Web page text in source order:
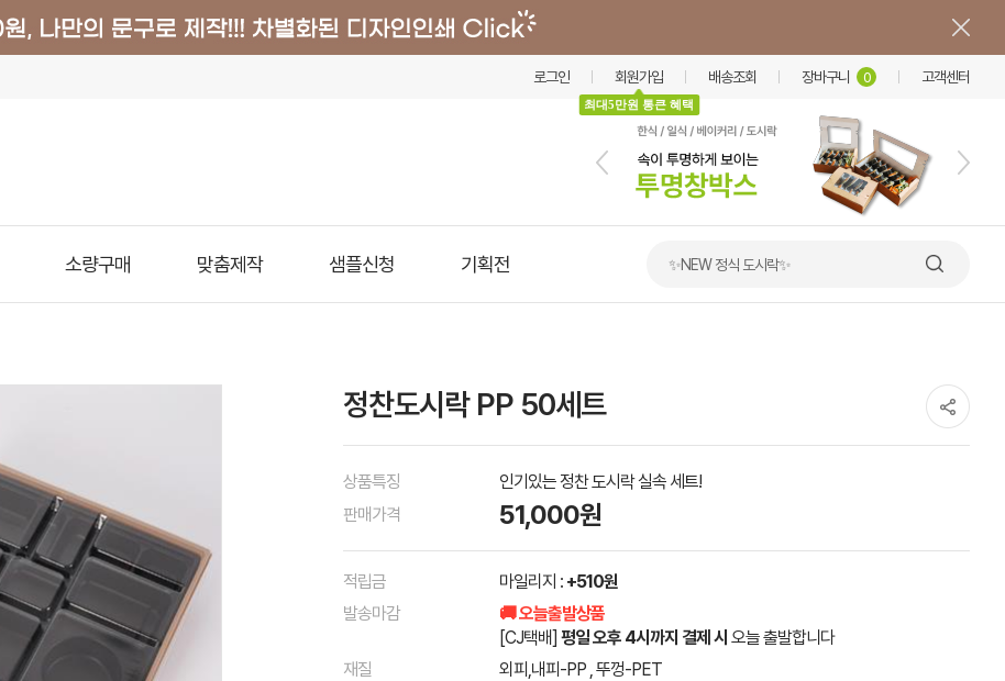
로그인 회원가입
최대5만원 통큰 혜택
배송조회 장바구니 0 고객센터
소량구매 맞춤제작 샘플신청 기획전 ✨NEW 정식 도시락✨
정찬도시락 PP 50세트
상품특징
인기있는 정찬 도시락 실속 세트!
판매가격
51,000원
적립금 마일리지 : +510원
발송마감
🚚 오늘출발상품
[CJ택배] 평일 오후 4시까지 결제 시 오늘 출발합니다
재질
외피,내피-PP , 뚜껑-PET